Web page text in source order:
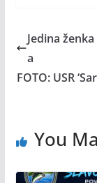
Jedina
a
FOTO: USR
You